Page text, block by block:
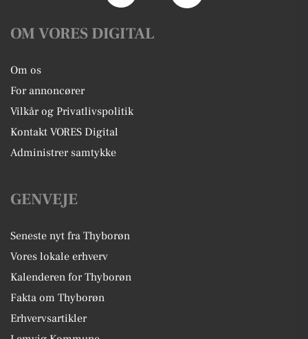
OM VORES DIGITAL
Om os
For annoncører
Vilkår og Privatlivspolitik
Kontakt VORES Digital
Administrer samtykke
GENVEJE
Seneste nyt fra Thyborøn
Vores lokale erhverv
Kalenderen for Thyborøn
Fakta om Thyborøn
Erhvervsartikler